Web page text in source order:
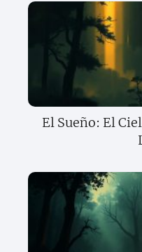
El Sueño: El